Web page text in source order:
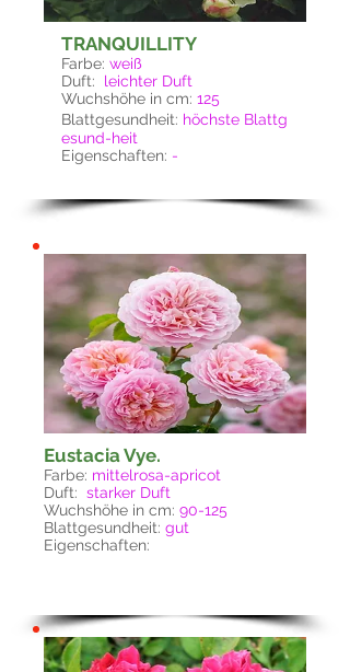
TRANQUILLITY
Farbe: weiß
Duft:
leichter Duft
Wuchshöhe in cm: 125
Blattgesundheit: höchste Blattg
esund-heit
Eigenschaften: -
Eustacia Vye.
Farbe: mittelrosa-apricot
Duft: starker Duft
Wuchshöhe in cm: 90-125
Blattgesundheit: gut
Eigenschaften: